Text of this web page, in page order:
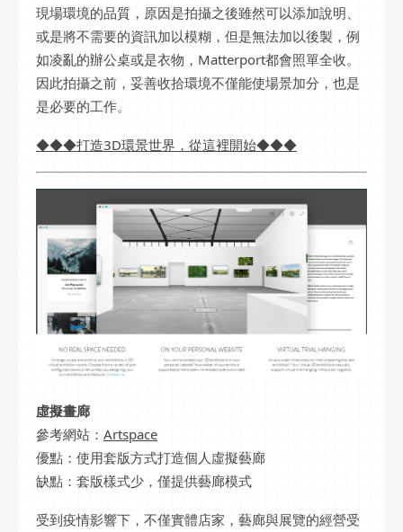
現場環境的品質，原因是拍攝之後雖然可以添加說明、
或是將不需要的資訊加以模糊，但是無法加以後製，例
如凌亂的辦公桌或是衣物，Matterport都會照單全收。
因此拍攝之前，妥善收拾環境不僅能使場景加分，也是
是必要的工作。
◆◆◆打造3D環景世界，從這裡開始◆◆◆
虛擬畫廊
參考網站： Artspace
優點：使用套版方式打造個人虛擬藝廊
缺點：套版樣式少，僅提供藝廊模式
受到疫情影響下，不僅實體店家，藝廊與展覽的經營受